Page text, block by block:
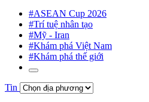
#ASEAN Cup 2026
#Trí tuệ nhân tạo
#Mỹ - Iran
#Khám phá Việt Nam
#Khám phá thế giới
Tin